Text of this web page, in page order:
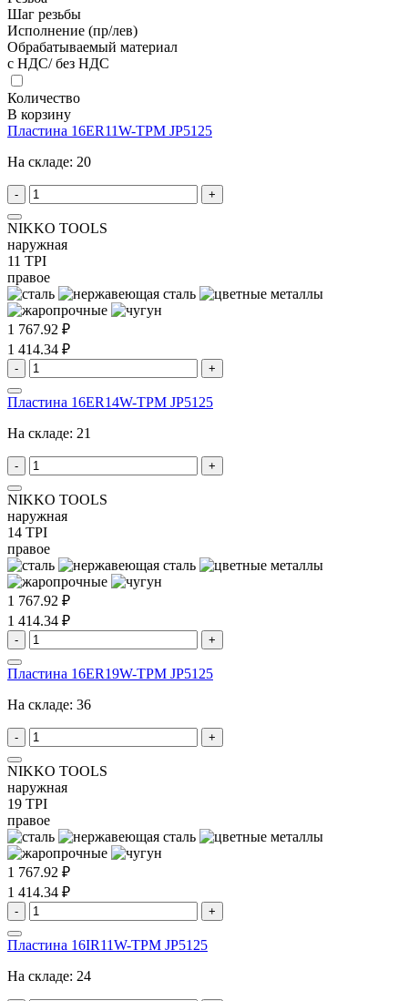
Шаг резьбы
Исполнение (пр/лев)
Обрабатываемый материал
с НДС/ без НДС
Количество
В корзину
Пластина 16ER11W-TPM JP5125
На складе: 20
- +
NIKKO TOOLS
наружная
11 TPI
правое
1 767.92 ₽
1 414.34 ₽
- +
Пластина 16ER14W-TPM JP5125
На складе: 21
- +
NIKKO TOOLS
наружная
14 TPI
правое
1 767.92 ₽
1 414.34 ₽
- +
Пластина 16ER19W-TPM JP5125
На складе: 36
- +
NIKKO TOOLS
наружная
19 TPI
правое
1 767.92 ₽
1 414.34 ₽
- +
Пластина 16IR11W-TPM JP5125
На складе: 24